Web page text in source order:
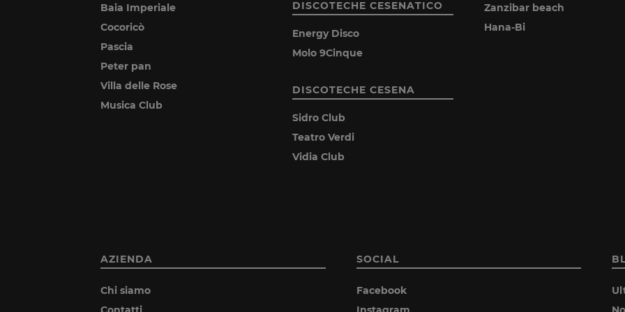
Baia Imperiale
Cocoricò
Pascia
Peter pan
Villa delle Rose
Musica Club
DISCOTECHE CESENATICO
Energy Disco
Molo 9Cinque
DISCOTECHE CESENA
Sidro Club
Teatro Verdi
Vidia Club
Zanzibar beach
Hana-Bi
AZIENDA
Chi siamo
SOCIAL
Facebook